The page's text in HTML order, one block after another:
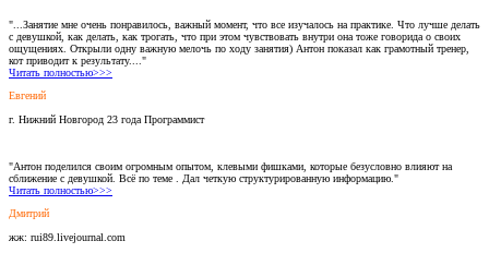
"...Занятие мне очень понравилось, важный момент, что все изучалось на практике. Что лучше делать
с девушкой, как делать, как трогать, что при этом чувствовать внутри она тоже говорида о своих
ощущениях. Открыли одну важную мелочь по ходу занятия) Антон показал как грамотный тренер,
кот приводит к результату...."
Читать полностью>>>
Евгений
г. Нижний Новгород 23 года Программист
"Антон поделился своим огромным опытом, клевыми фишками, которые безусловно влияют на
сближение с девушкой. Всё по теме . Дал четкую структурированную информацию."
Читать полностью>>>
Дмитрий
жж: rui89.livejournal.com